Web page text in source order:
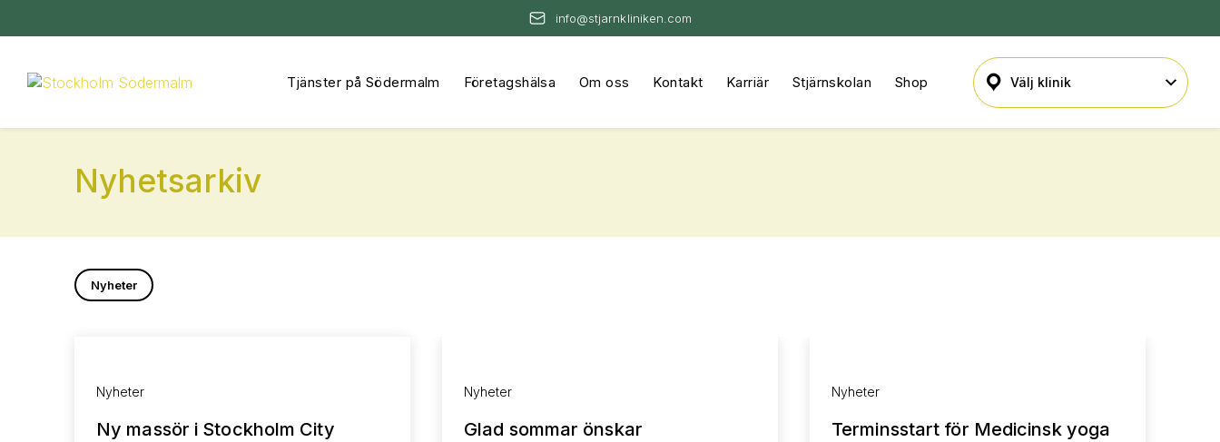
info@stjarnkliniken.com
Hoppa
Tjänster på Södermalm Företagshälsa Om oss Kontakt Karriär Stjärnskolan Shop
Nyhetsarkiv
Nyheter
Nyheter
Ny massör i Stockholm City
Nyheter
Glad sommar önskar
Nyheter
Terminsstart för Medicinsk yoga